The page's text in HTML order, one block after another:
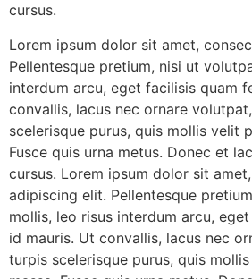
cursus.
Lorem ipsum dolor sit amet,
Pellentesque pretium, nisi ut
interdum arcu, eget facilisis quam
convallis, lacus nec ornare
scelerisque purus, quis mollis velit
Fusce quis urna metus. Donec et
cursus. Lorem ipsum dolor sit
adipiscing elit. Pellentesque
mollis, leo risus interdum arcu,
id mauris. Ut convallis, lacus nec
turpis scelerisque purus, quis